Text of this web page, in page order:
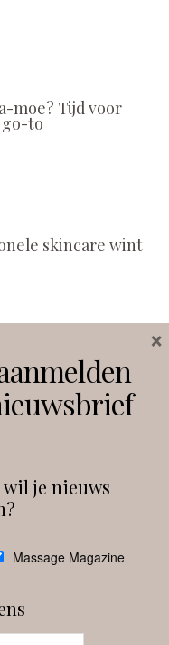
moe? Tijd voor
go-to
skincare wint
Facebook
wil je nieuws
Massage Magazine
×